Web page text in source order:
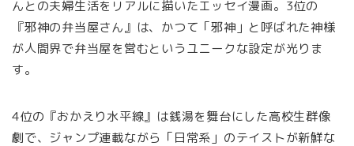
んとの夫婦生活をリアルに描いたエッセイ漫画。3位の
『邪神の弁当屋さん』は、かつて「邪神」と呼ばれた神様
が人間界で弁当屋を営むというユニークな設定が光りま
す。
4位の『おかえり水平線』は銭湯を舞台にした高校生群像
劇で、ジャンプ連載ながら「日常系」のテイストが新鮮な